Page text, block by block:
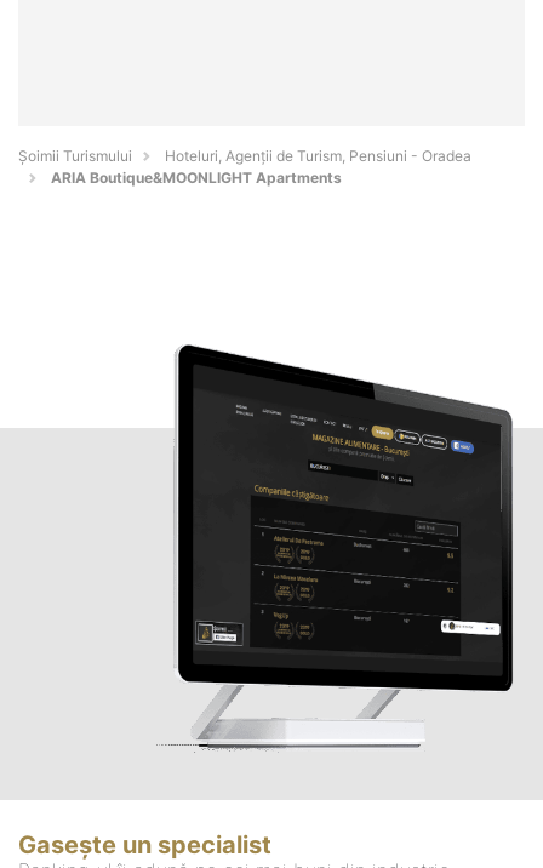
Șoimii Turismului
Hoteluri, Agenții de Turism, Pensiuni - Oradea
ARIA Boutique&MOONLIGHT Apartments
Gasește un specialist